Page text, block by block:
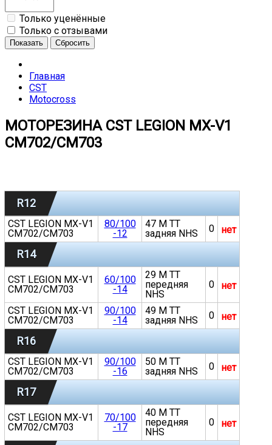
Только уценённые
Только с отзывами
Показать Сбросить
Главная
CST
Motocross
МОТОРЕЗИНА CST LEGION MX-V1
CM702/CM703
R12
CST LEGION MX-V1
CM702/CM703
80/100
-12
47 M TT
задняя NHS
0 нет
R14
CST LEGION MX-V1
CM702/CM703
60/100
-14
29 M TT
передняя
NHS
0 нет
CST LEGION MX-V1
CM702/CM703
90/100
-14
49 M TT
задняя NHS
0 нет
R16
CST LEGION MX-V1
CM702/CM703
90/100
-16
50 M TT
задняя NHS
0 нет
R17
CST LEGION MX-V1
CM702/CM703
70/100
-17
40 M TT
передняя
NHS
0 нет